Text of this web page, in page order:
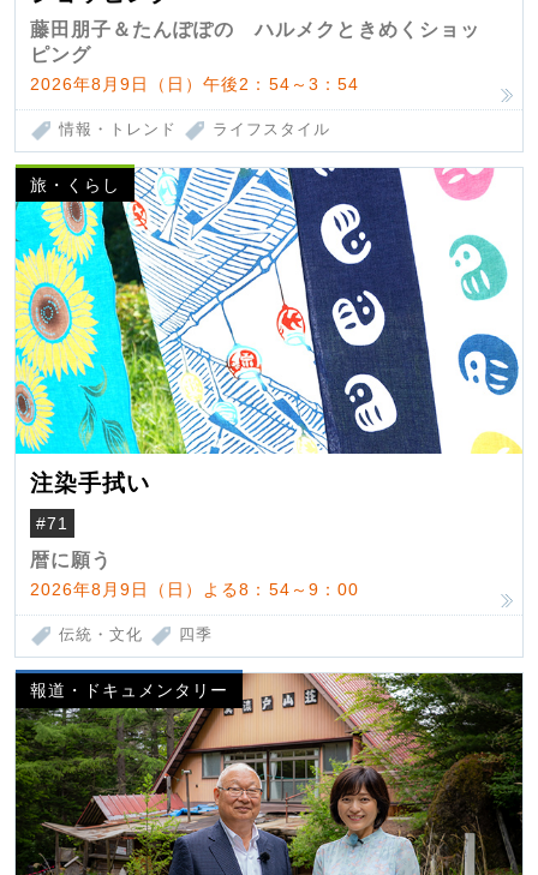
藤田朋子＆たんぽぽの ハルメクときめくショッ
ピング
2026年8月9日（日）午後2：54～3：54
情報・トレンド ライフスタイル
旅・くらし
注染手拭い
#71
暦に願う
2026年8月9日（日）よる8：54～9：00
伝統・文化 四季
報道・ドキュメンタリー